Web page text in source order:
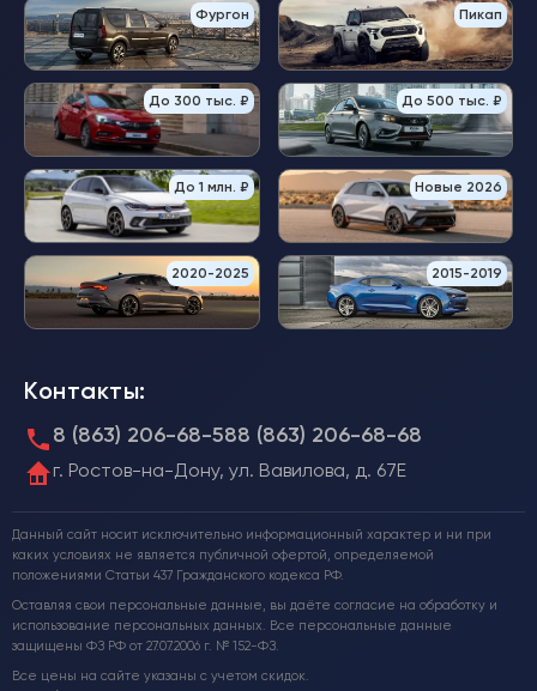
Фургон Пикап
До 300 тыс. ₽ До 500 тыс. ₽
До 1 млн. ₽ Новые 2026
2020-2025 2015-2019
Контакты:
8 (863) 206-68-588 (863) 206-68-68
г. Ростов-на-Дону, ул. Вавилова, д. 67Е
Данный сайт носит исключительно информационный характер и ни при
каких условиях не является публичной офертой, определяемой
положениями Статьи 437 Гражданского кодекса РФ.
Оставляя свои персональные данные, вы даёте согласие на обработку и
использование персональных данных. Все персональные данные
защищены ФЗ РФ от 27.07.2006 г. № 152-ФЗ.
Все цены на сайте указаны с учетом скидок.